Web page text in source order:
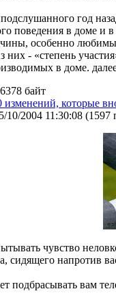
год
поведения в доме и
особенно
них - «степень
в доме.
байт
изменений, которые
10/2004 11:30:08 (1597
чувство
сидящего напротив
подбрасывать вам